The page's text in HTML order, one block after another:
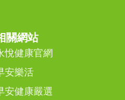
關網站
悅健康官網
安樂活
安健康嚴選